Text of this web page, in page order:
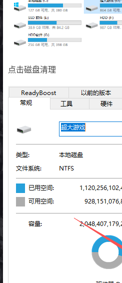
点击磁盘清理